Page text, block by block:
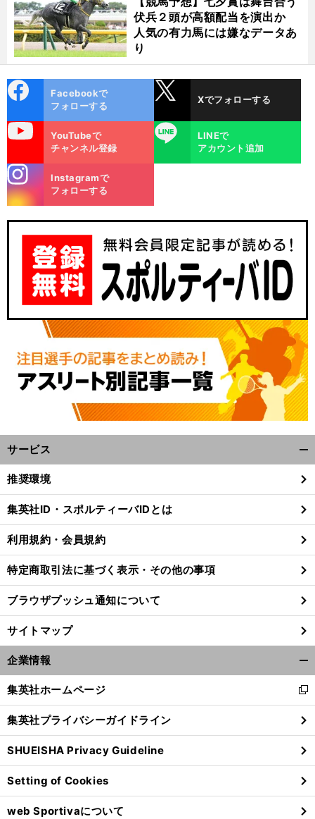
伏兵２頭が高額配当を演出か
人気の有力馬には嫌なデータあ
り
ok
Facebookで
フォローする
Xでフォローする
YouTubeで
チャンネル登録
LINE
LINEで
アカウント追加
m
Instagramで
フォローする
サービス
閉
る
推奨環境
集英社ID・スポルティーバIDとは
利用規約・会員規約
特定商取引法に基づく表示・その他の事項
ブラウザプッシュ通知について
サイトマップ
企業情報
閉
る
集英社ホームページ
新
し
い
ウ
ィ
ン
ド
ウ
で
集英社プライバシーガイドライン
SHUEISHA Privacy Guideline
Setting of Cookies
web Sportivaについて